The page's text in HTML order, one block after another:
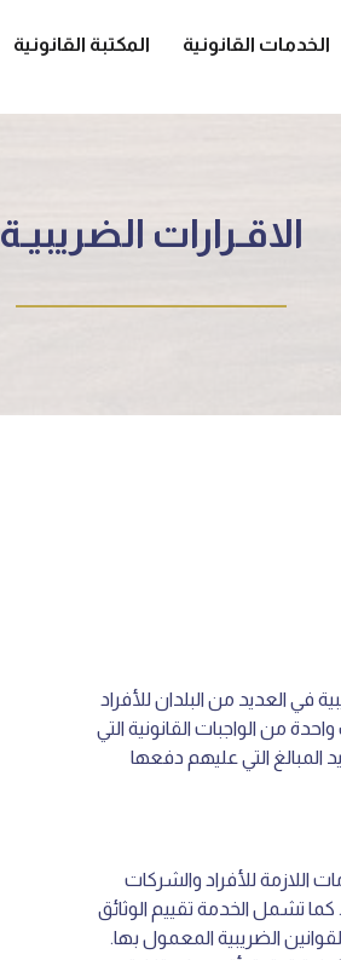
الخدمات القانونية المكتبة القانونية
الاقـرارات الضريبيـة
في العديد من البلدان للأفراد
من الواجبات القانونية التي
التي عليهم دفعها
اللازمة للأفراد والشركات
تشمل الخدمة تقييم الوثائق
الضريبية المعمول بها.